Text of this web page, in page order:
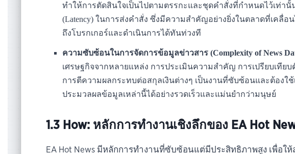
ทำให้การตัดสินใจเป็นไปตามตรรกะและชุดคำสั่งที่กำหนดไว้เท่า
(Latency) ในการส่งคำสั่ง ซึ่งมีความสำคัญอย่างยิ่งในตลาดที่เคลื่อ
ถึงโบรกเกอร์และดำเนินการได้ทันท่วงที
ความซับซ้อนในการจัดการข้อมูลข่าวสาร (Complexity of News
เศรษฐกิจจากหลายแหล่ง การประเมินความสำคัญ การเปรียบเทีย
การตีความผลกระทบต่อสกุลเงินต่างๆ เป็นงานที่ซับซ้อนและต้องใช้
ประมวลผลข้อมูลเหล่านี้ได้อย่างรวดเร็วและแม่นยำกว่ามนุษย์
1.3 How: หลักการทำงานเชิงลึกของ EA Hot
EA Hot News มีหลักการทำงานที่ซับซ้อนแต่มีประสิทธิภาพสูง เพื่อใ